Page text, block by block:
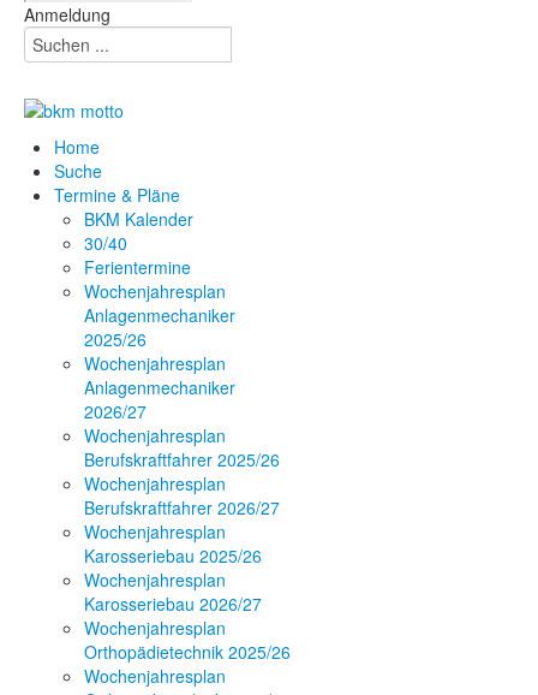
Anmeldung
Home
Suche
Termine & Pläne
BKM Kalender
30/40
Ferientermine
Wochenjahresplan
Anlagenmechaniker
2025/26
Wochenjahresplan
Anlagenmechaniker
2026/27
Wochenjahresplan
Berufskraftfahrer 2025/26
Wochenjahresplan
Berufskraftfahrer 2026/27
Wochenjahresplan
Karosseriebau 2025/26
Wochenjahresplan
Karosseriebau 2026/27
Wochenjahresplan
Orthopädietechnik 2025/26
Wochenjahresplan